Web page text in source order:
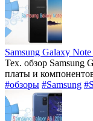
Samsung Galaxy
Тех. обзор Samsung
платы и
#обзоры #Samsung